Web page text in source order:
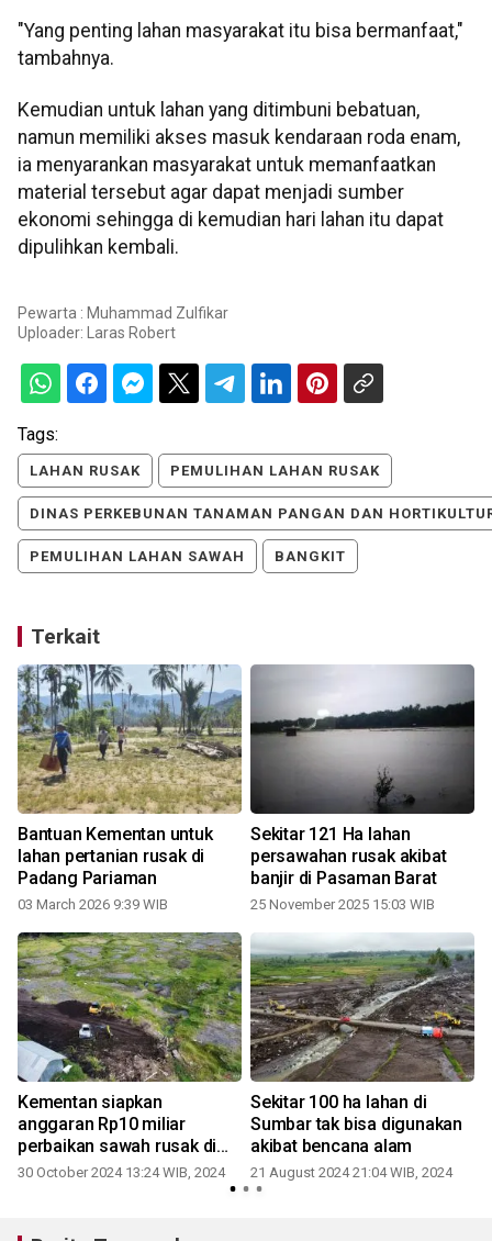
"Yang penting lahan masyarakat itu bisa bermanfaat,"
tambahnya.
Kemudian untuk lahan yang ditimbuni bebatuan,
namun memiliki akses masuk kendaraan roda enam,
ia menyarankan masyarakat untuk memanfaatkan
material tersebut agar dapat menjadi sumber
ekonomi sehingga di kemudian hari lahan itu dapat
dipulihkan kembali.
Pewarta : Muhammad Zulfikar
Uploader: Laras Robert
Tags:
LAHAN RUSAK PEMULIHAN LAHAN RUSAK
DINAS PERKEBUNAN TANAMAN PANGAN DAN
PEMULIHAN LAHAN SAWAH BANGKIT
Terkait
Bantuan Kementan untuk
lahan pertanian rusak di
Padang Pariaman
03 March 2026 9:39 WIB
Sekitar 121 Ha lahan
persawahan rusak akibat
banjir di Pasaman Barat
25 November 2025 15:03 WIB
Kementan siapkan
anggaran Rp10 miliar
perbaikan sawah rusak di
Sumbar
30 October 2024 13:24 WIB, 2024
Sekitar 100 ha lahan di
Sumbar tak bisa digunakan
akibat bencana alam
21 August 2024 21:04 WIB, 2024